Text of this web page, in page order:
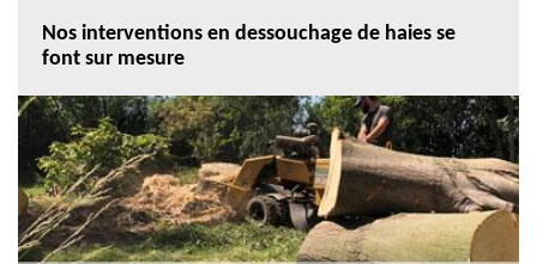
Nos interventions en dessouchage de haies se
font sur mesure